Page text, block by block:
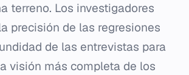
terreno. Los investigadores
precisión de las regresiones
de las entrevistas para
visión más completa de los